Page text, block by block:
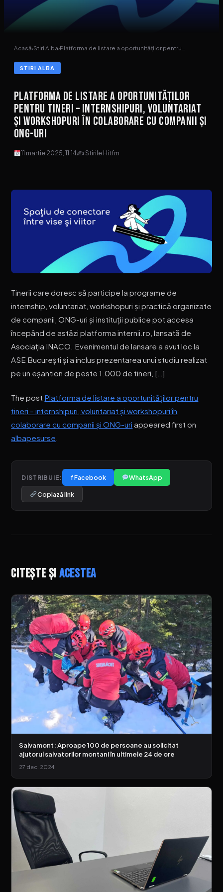
Acasă›Stiri Alba›Platforma de listare a oportunităților pentru…
STIRI ALBA
Platforma de listare a oportunităților
pentru tineri – internshipuri, voluntariat
și workshopuri în colaborare cu companii și
ONG-uri
11 martie 2025, 11:14✍ Stirile Hitfm
Tinerii care doresc să participe la programe de
internship, voluntariat, workshopuri și practică organizate
de companii, ONG-uri și instituții publice pot accesa
începând de astăzi platforma internii.ro, lansată de
Asociația INACO. Evenimentul de lansare a avut loc la
ASE București și a inclus prezentarea unui studiu realizat
pe un eșantion de peste 1.000 de tineri, […]
The post Platforma de listare a oportunităților pentru
tineri – internshipuri, voluntariat și workshopuri în
colaborare cu companii și ONG-uri appeared first on
albapesurse
DISTRIBUIE: f Facebook WhatsApp
Copiază link
Citește șiacestea
Salvamont: Aproape 100 de persoane au solicitat
ajutorul salvatorilor montani în ultimele 24 de ore
27 dec. 2024